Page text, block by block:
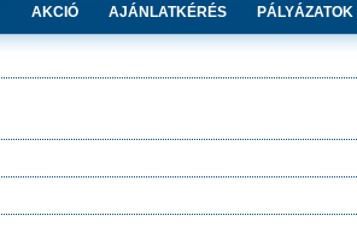
AKCIÓ AJÁNLATKÉRÉS PÁLYÁZATOK